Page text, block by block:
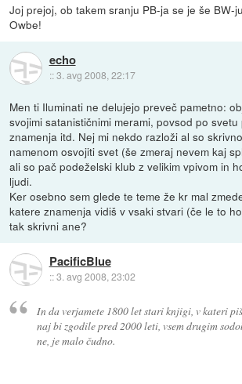
Joj prejoj, ob takem sranju PB-ja se je še BW-
Owbe!
echo
::3. avg 2008, 22:17
Men ti Iluminati ne delujejo preveč pametno:
svojimi satanističnimi merami, povsod po
znamenja itd. Nej mi nekdo razloži al so
namenom osvojiti svet (še zmeraj nevem kaj
ali so pač podeželski klub z velikim vpivom in
ljudi.
Ker osebno sem glede te teme že kr mal
katere znamenja vidiš v vsaki stvari (če le to
tak skrivni ane?
PacificBlue
::3. avg 2008, 23:02
In da verjamete 1800 let stari knjigi, v kateri
naj bi zgodile pred 2000 leti, vsem drugim
ne, je malo čudno.